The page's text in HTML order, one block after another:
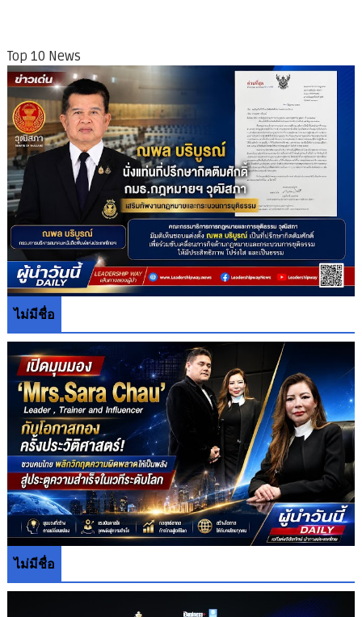
Top 10 News
ไม่มีชื่อ
ไม่มีชื่อ